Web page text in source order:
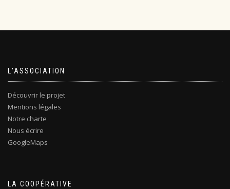
L’ASSOCIATION
Découvrir le projet
Mentions légales
Notre charte
Nous écrire
GoogleMaps
LA COOPÉRATIVE